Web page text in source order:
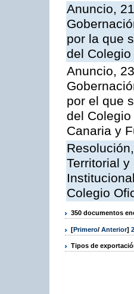
Anuncio,
por la que
del
Anuncio,
por el que
del
Canaria y
Territorial
Colegio
350 documentos
[Primero/ Anterior] 2
Tipos de